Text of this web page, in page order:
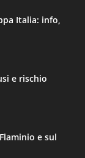
Italia: info,
e rischio
e sul